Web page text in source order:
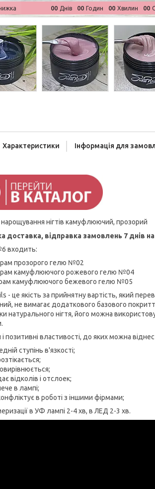
00 Днів 00 Годин 00 Хвилин 00
Характеристики Інформація для
нігтів камуфлюючий, прозорий
доставка, відправка замовлень 7 днів
входить:
прозорого гелю №02
камуфлюючого рожевого гелю №04
камуфлюючого бежевого гелю №05
- це якість за прийнятну вартість, який
не вимагає додаткового базового
натурального нігтя, його можна
позитивні властивості, до яких можна
ступінь в'язкості;
відколів і отслоек;
в лампі;
в роботі з іншими фірмами;
в УФ лампі 2-4 хв, в ЛЕД 2-3 хв.